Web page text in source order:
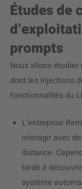
Études de
prompts
Nous allons
dont les injections
fonctionnalités du
L’entreprise
interagir avec
distance.
tardé à
système